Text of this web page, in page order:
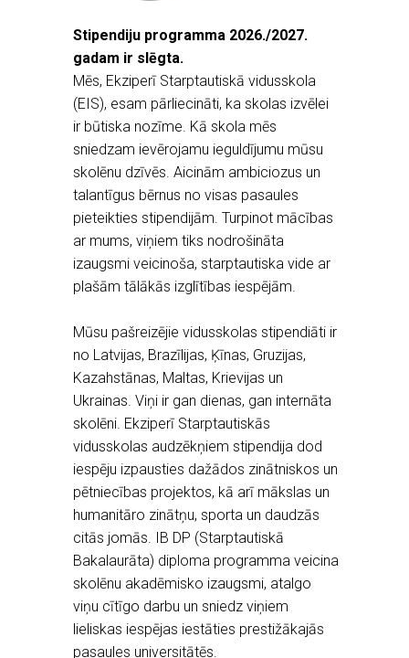
Stipendiju programma 2026./2027.
gadam ir slēgta.
Mēs, Ekziperī Starptautiskā vidusskola
(EIS), esam pārliecināti, ka skolas izvēlei
ir būtiska nozīme. Kā skola mēs
sniedzam ievērojamu ieguldījumu mūsu
skolēnu dzīvēs. Aicinām ambiciozus un
talantīgus bērnus no visas pasaules
pieteikties stipendijām. Turpinot mācības
ar mums, viņiem tiks nodrošināta
izaugsmi veicinoša, starptautiska vide ar
plašām tālākās izglītības iespējām.
Mūsu pašreizējie vidusskolas stipendiāti ir
no Latvijas, Brazīlijas, Ķīnas, Gruzijas,
Kazahstānas, Maltas, Krievijas un
Ukrainas. Viņi ir gan dienas, gan internāta
skolēni. Ekziperī Starptautiskās
vidusskolas audzēkņiem stipendija dod
iespēju izpausties dažādos zinātniskos un
pētniecības projektos, kā arī mākslas un
humanitāro zinātņu, sporta un daudzās
citās jomās. IB DP (Starptautiskā
Bakalaurāta) diploma programma veicina
skolēnu akadēmisko izaugsmi, atalgo
viņu cītīgo darbu un sniedz viņiem
lieliskas iespējas iestāties prestižākajās
pasaules universitātēs.